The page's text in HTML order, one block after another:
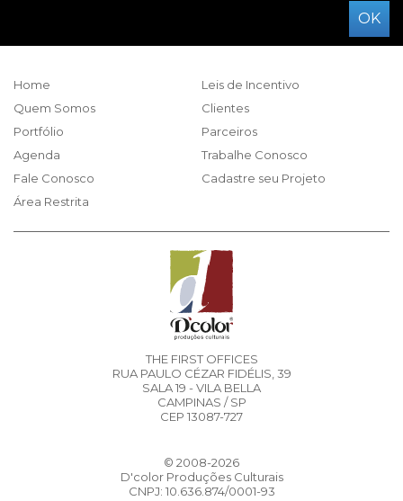
Home
Quem Somos
Portfólio
Leis de Incentivo
Clientes
Parceiros
Agenda
Fale Conosco
Área Restrita
Trabalhe Conosco
Cadastre seu Projeto
THE FIRST OFFICES
RUA PAULO CÉZAR FIDÉLIS, 39
SALA 19 - VILA BELLA
CAMPINAS / SP
CEP 13087-727
© 2008-2026
D'color Produções Culturais
CNPJ: 10.636.874/0001-93